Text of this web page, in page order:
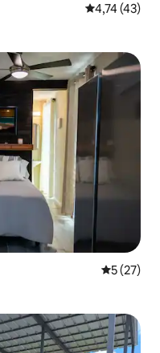
Évaluation
4,74 (43)
appréciés
5 (27)
appréciés